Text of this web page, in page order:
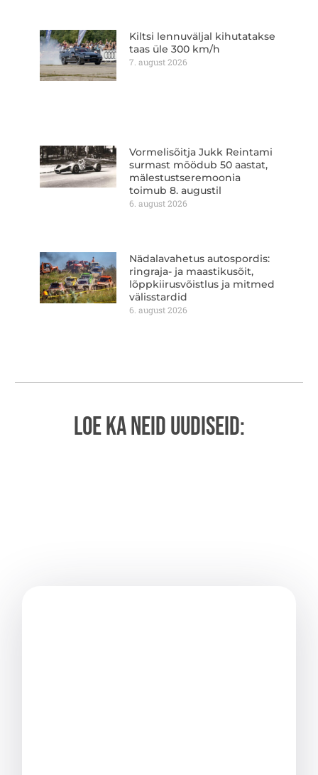
Kiltsi lennuväljal kihutatakse
taas üle 300 km/h
7. august 2026
Vormelisõitja Jukk Reintami
surmast möödub 50 aastat,
mälestustseremoonia
toimub 8. augustil
6. august 2026
Nädalavahetus autospordis:
ringraja- ja maastikusõit,
lõppkiirusvõistlus ja mitmed
välisstardid
6. august 2026
LOE KA NEID UUDISEID: